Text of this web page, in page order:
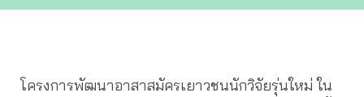
โครงการพัฒนาอาสาสมัครเยาวชนนักวิจัยรุ่นใหม่ ใน